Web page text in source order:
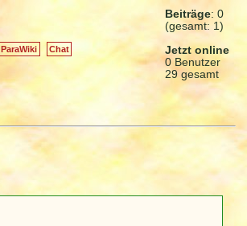
Beiträge: 0
(gesamt: 1)
Jetzt online
0 Benutzer
29 gesamt
ParaWiki Chat